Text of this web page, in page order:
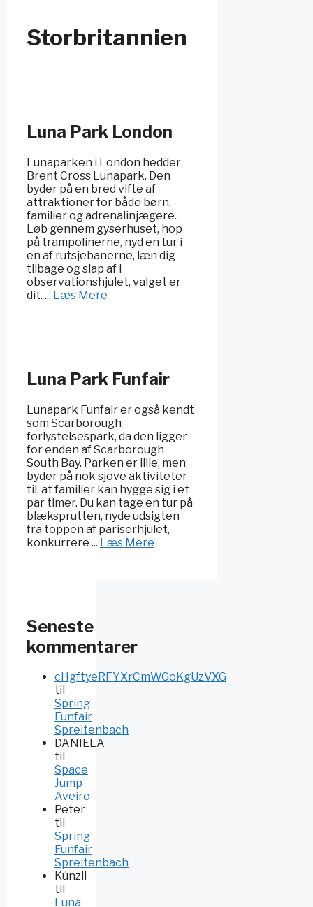
Storbritannien
Luna Park London
Lunaparken i London hedder
Brent Cross Lunapark. Den
byder på en bred vifte af
attraktioner for både børn,
familier og adrenalinjægere.
Løb gennem gyserhuset, hop
på trampolinerne, nyd en tur i
en af rutsjebanerne, læn dig
tilbage og slap af i
observationshjulet, valget er
dit. ... Læs Mere
Luna Park Funfair
Lunapark Funfair er også kendt
som Scarborough
forlystelsespark, da den ligger
for enden af Scarborough
South Bay. Parken er lille, men
byder på nok sjove aktiviteter
til, at familier kan hygge sig i et
par timer. Du kan tage en tur på
blæksprutten, nyde udsigten
fra toppen af pariserhjulet,
konkurrere ... Læs Mere
Seneste
kommentarer
cHgftyeRFYXrCmWGoKgUzVXG
til
Spring
Funfair
Spreitenbach
DANIELA
til
Space
Jump
Aveiro
Peter
til
Spring
Funfair
Spreitenbach
Künzli
til
Luna